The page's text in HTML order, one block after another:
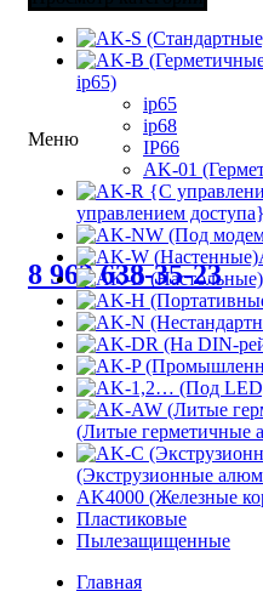
Меню
8 (499) 322-35-25
8 963 638-35-23
ip65)
ip65
ip68
IP66
AK-01
управлением доступа}
(Литые герметичные
(Экструзионные
AK4000 (Железные
Пластиковые
Пылезащищенные
Главная